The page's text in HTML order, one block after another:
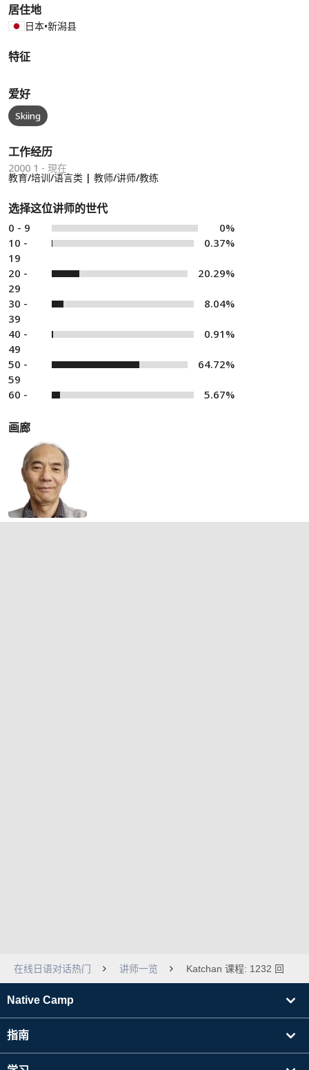
居住地
日本•新潟县
特征
爱好
Skiing
工作经历
2000 1 - 現在
教育/培训/语言类 | 教师/讲师/教练
选择这位讲师的世代
0 - 9
0%
10 -
19
0.37%
20 -
29
20.29%
30 -
39
8.04%
40 -
49
0.91%
50 -
59
64.72%
60 - 5.67%
画廊
在线日语对话热门 讲师一览 Katchan 课程: 1232 回
Native Camp
指南